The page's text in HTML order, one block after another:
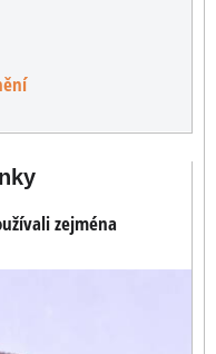
zejména